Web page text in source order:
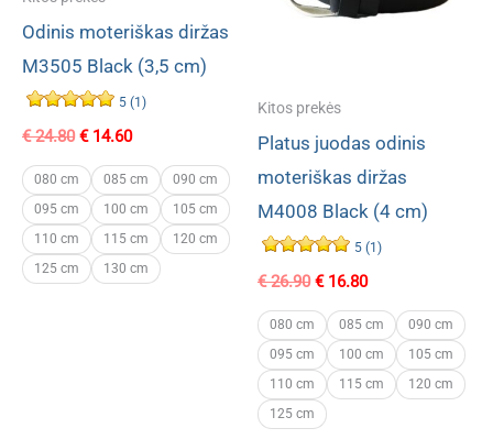
Odinis moteriškas diržas
M3505 Black (3,5 cm)
5 (1)
€24.80 Original
was:
€ 24.80.
€14.60Current
is:
€ 14.60.
080 cm 085 cm
090 cm
095 cm
100 cm
105 cm
110 cm
115 cm
120 cm
125 cm
130 cm
Kitos prekės
Platus juodas odinis
moteriškas diržas
M4008 Black (4 cm)
5 (1)
€26.90 Original
was:
€ 26.90.
€16.80Current
is:
€ 16.80.
080 cm 085 cm
090 cm
095 cm
100 cm
105 cm
110 cm
115 cm
120 cm
125 cm